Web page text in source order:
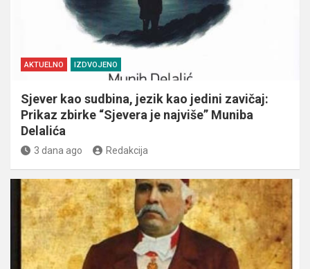
AKTUELNO IZDVOJENO
Sjever kao sudbina, jezik kao jedini zavičaj:
Prikaz zbirke “Sjevera je najviše” Muniba
Delalića
3 dana ago Redakcija